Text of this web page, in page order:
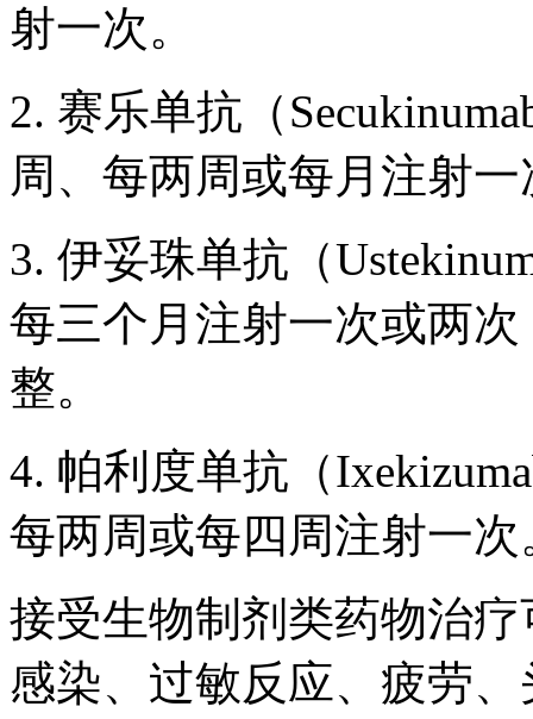
射一次。
2. 赛乐单抗（
周、每两周或每月注射一
3. 伊妥珠单抗（
每三个月注射一次或两
整。
4. 帕利度单抗（
每两周或每四周注射一次
接受生物制剂类药物治
感染、过敏反应、疲劳